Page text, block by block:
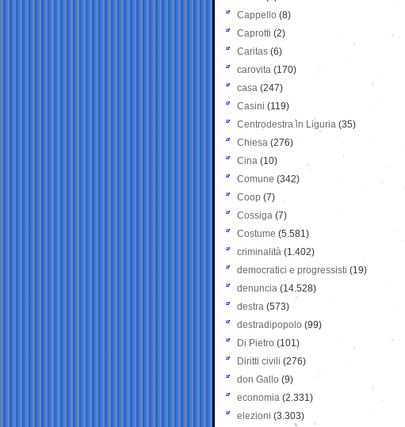
Cappello (8)
Caprotti (2)
Caritas (6)
carovita (170)
casa (247)
Casini (119)
Centrodestra in Liguria (35)
Chiesa (276)
Cina (10)
Comune (342)
Coop (7)
Cossiga (7)
Costume (5.581)
criminalità (1.402)
democratici e progressisti (19)
denuncia (14.528)
destra (573)
destradipopolo (99)
Di Pietro (101)
Diritti civili (276)
don Gallo (9)
economia (2.331)
elezioni (3.303)